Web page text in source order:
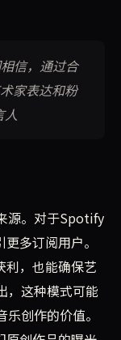
信，通过合
家表达和粉
源。对于Spotify
多订阅用户。
利，也能确保艺
，这种模式可能
创作的价值。